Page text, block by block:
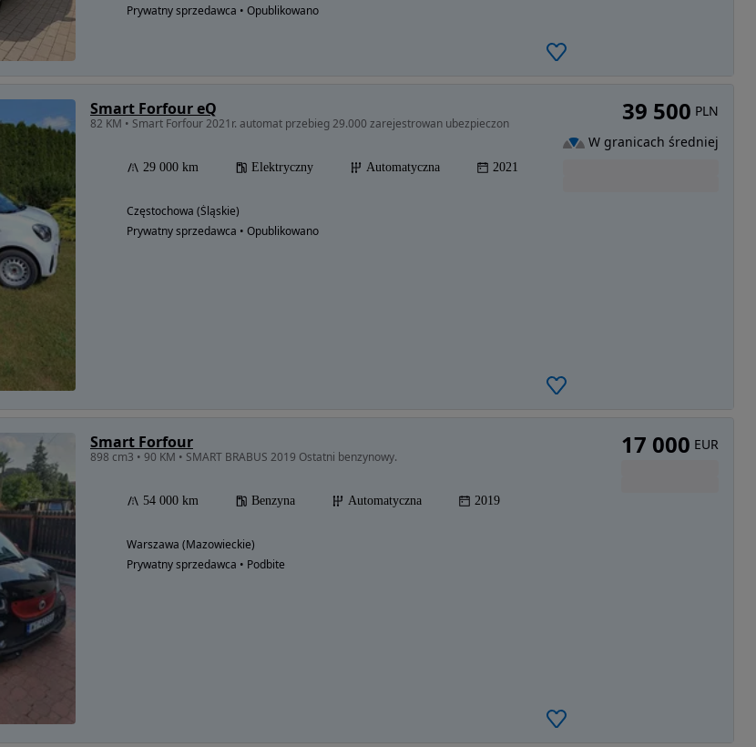
Prywatny sprzedawca • Opublikowano
Smart Forfour eQ
82 KM • Smart Forfour 2021r. automat przebieg 29.000 zarejestrowan ubezpieczon
29 000 km Elektryczny Automatyczna 2021
Częstochowa (Śląskie)
Prywatny sprzedawca • Opublikowano
39 500 PLN
W granicach średniej
Smart Forfour
898 cm3 • 90 KM • SMART BRABUS 2019 Ostatni benzynowy.
54 000 km Benzyna Automatyczna 2019
Warszawa (Mazowieckie)
Prywatny sprzedawca • Podbite
17 000 EUR